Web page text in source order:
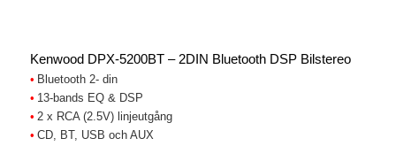
Kenwood DPX-5200BT – 2DIN Bluetooth DSP Bilstereo
Bluetooth 2- din
13-bands EQ & DSP
2 x RCA (2.5V) linjeutgång
CD, BT, USB och AUX